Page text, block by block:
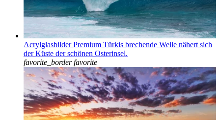
Acrylglasbilder Premium Türkis brechende Welle nähert sich
der Küste der schönen Osterinsel.
favorite_border favorite